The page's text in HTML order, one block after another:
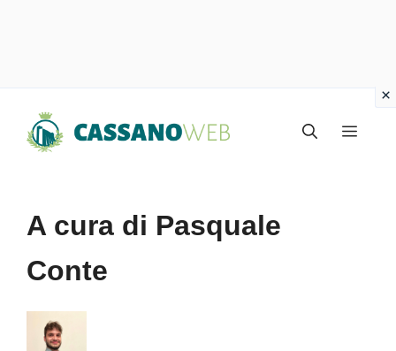
Menu
A cura di Pasquale
Conte